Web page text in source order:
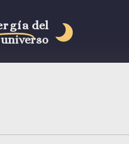
del
universo